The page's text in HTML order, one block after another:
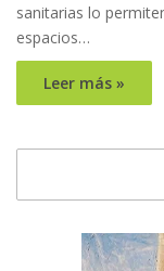
sanitarias lo
espacios…
Leer más »